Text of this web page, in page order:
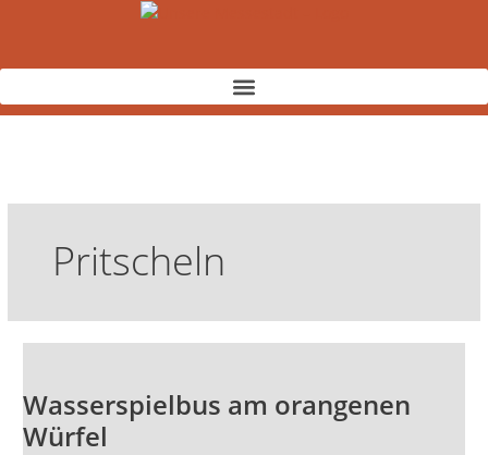
Pritscheln
Wasserspielbus am orangenen
Würfel
orangenen
Würfel